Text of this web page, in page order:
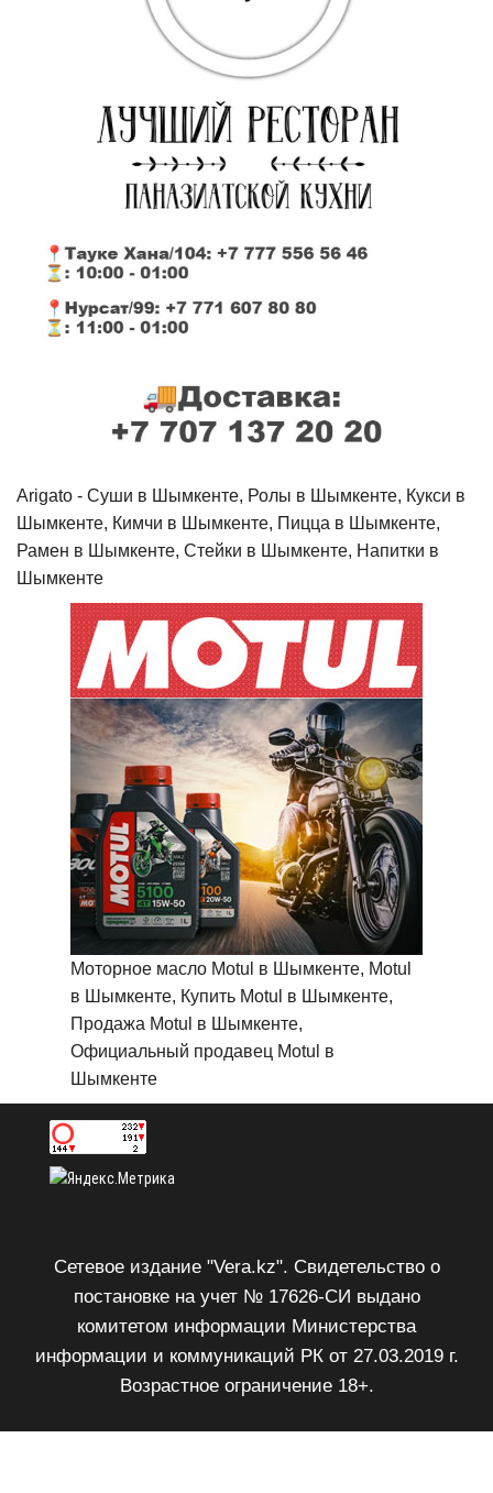
Arigato - Cуши в Шымкенте, Ролы в Шымкенте, Кукси в
Шымкенте, Кимчи в Шымкенте, Пицца в Шымкенте,
Рамен в Шымкенте, Стейки в Шымкенте, Напитки в
Шымкенте
Моторное масло Motul в Шымкенте, Motul
в Шымкенте, Купить Motul в Шымкенте,
Продажа Motul в Шымкенте,
Официальный продавец Motul в
Шымкенте
Сетевое издание "Vera.kz". Свидетельство о
постановке на учет № 17626-СИ выдано
комитетом информации Министерства
информации и коммуникаций РК от 27.03.2019 г.
Возрастное ограничение 18+.